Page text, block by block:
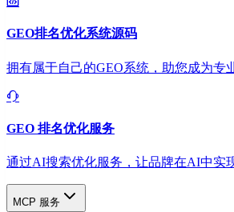
GEO排名优化系统源码
拥有属于自己的GEO系统，助您成为专
GEO 排名优化服务
通过AI搜索优化服务，让品牌在AI中实
MCP 服务